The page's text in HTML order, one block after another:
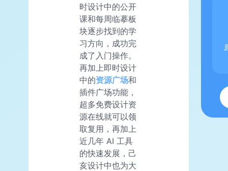
时设计中的公开
课和每周临摹板
块逐步找到的学
习方向，成功完
成了入门操作。
再加上即时设计
中的资源广场和
插件广场功能，
超多免费设计资
源在线就可以领
取复用，再加上
近几年 AI 工具
的快速发展，己
亥设计中也为大